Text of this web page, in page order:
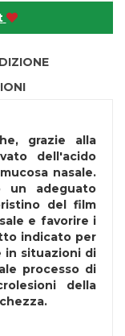
grazie alla
dell'acido
nasale.
un adeguato
del film
e favorire i
indicato per
in situazioni di
processo di
della